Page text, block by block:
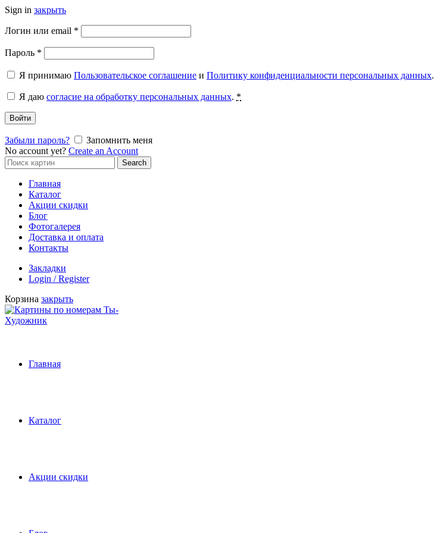
Sign in закрыть
Логин или email *
Пароль *
Я принимаю Пользовательское соглашение и Политику конфиденциальности персональных данных.
Я даю согласие на обработку персональных данных. *
Войти
Забыли пароль?
Запомнить меня
No account yet? Create an Account
Search
for:
Search
Главная
Каталог
Акции скидки
Блог
Фотогалерея
Доставка и оплата
Контакты
Закладки
Login / Register
Корзина закрыть
Главная
Каталог
Акции скидки